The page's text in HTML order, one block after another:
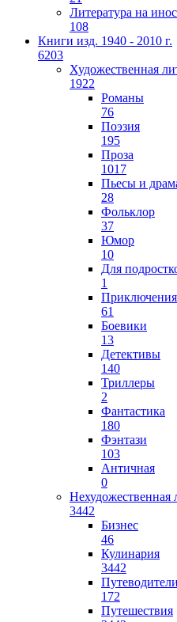
Литература на
108
Книги изд. 1940 - 2010 г.
6203
Художественная
1922
Романы
76
Поэзия
195
Проза
1017
Пьесы и
28
Фольклор
37
Юмор
10
Для
1
Приключения
61
Боевики
13
Детективы
140
Триллеры
2
Фантастика
180
Фэнтази
103
Античная
0
Нехудожественная
3442
Бизнес
46
Кулинария
3442
172
Путешествия